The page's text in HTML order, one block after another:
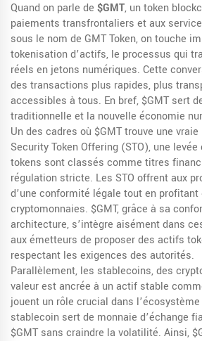
Quand on parle de $GMT, un token
paiements transfrontaliers et aux
sous le nom de GMT Token, on touche
tokenisation d’actifs, le processus qui
réels en jetons numériques. Cette
des transactions plus rapides, plus
accessibles à tous. En bref, $GMT sert
traditionnelle et la nouvelle économie
Un des cadres où $GMT trouve une
Security Token Offering (STO), une levée
tokens sont classés comme titres
régulation stricte. Les STO offrent aux
d’une conformité légale tout en
cryptomonnaies. $GMT, grâce à sa
architecture, s’intègre aisément dans
aux émetteurs de proposer des actifs
respectant les exigences des autorités.
Parallèlement, les stablecoins,des
valeur est ancrée à un actif stable
jouent un rôle crucial dans l’écosystème
stablecoin sert de monnaie d’échange
$GMT sans craindre la volatilité. Ainsi,